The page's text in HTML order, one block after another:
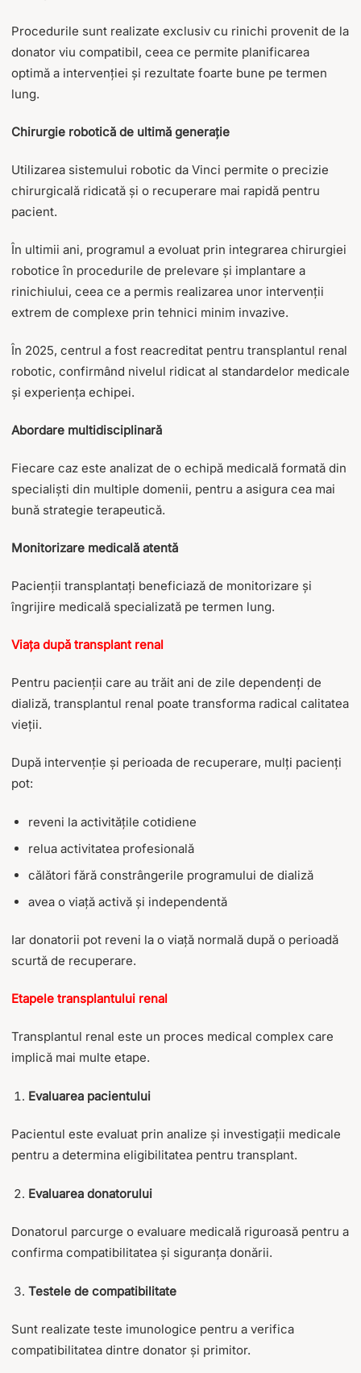
Procedurile sunt realizate exclusiv cu rinichi provenit de la
donator viu compatibil, ceea ce permite planificarea
optimă a intervenției și rezultate foarte bune pe termen
lung.
Chirurgie robotică de ultimă generație
Utilizarea sistemului robotic da Vinci permite o precizie
chirurgicală ridicată și o recuperare mai rapidă pentru
pacient.
În ultimii ani, programul a evoluat prin integrarea chirurgiei
robotice în procedurile de prelevare și implantare a
rinichiului, ceea ce a permis realizarea unor intervenții
extrem de complexe prin tehnici minim invazive.
În 2025, centrul a fost reacreditat pentru transplantul renal
robotic, confirmând nivelul ridicat al standardelor medicale
și experiența echipei.
Abordare multidisciplinară
Fiecare caz este analizat de o echipă medicală formată din
specialiști din multiple domenii, pentru a asigura cea mai
bună strategie terapeutică.
Monitorizare medicală atentă
Pacienții transplantați beneficiază de monitorizare și
îngrijire medicală specializată pe termen lung.
Viața după transplant renal
Pentru pacienții care au trăit ani de zile dependenți de
dializă, transplantul renal poate transforma radical calitatea
vieții.
După intervenție și perioada de recuperare, mulți pacienți
pot:
reveni la activitățile cotidiene
relua activitatea profesională
călători fără constrângerile programului de dializă
avea o viață activă și independentă
Iar donatorii pot reveni la o viață normală după o perioadă
scurtă de recuperare.
Etapele transplantului renal
Transplantul renal este un proces medical complex care
implică mai multe etape.
Evaluarea pacientului
Pacientul este evaluat prin analize și investigații medicale
pentru a determina eligibilitatea pentru transplant.
Evaluarea donatorului
Donatorul parcurge o evaluare medicală riguroasă pentru a
confirma compatibilitatea și siguranța donării.
Testele de compatibilitate
Sunt realizate teste imunologice pentru a verifica
compatibilitatea dintre donator și primitor.